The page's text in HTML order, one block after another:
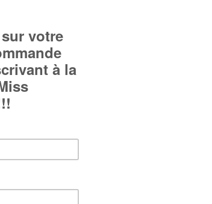
Bague cabochon - Inspiration
japonaise